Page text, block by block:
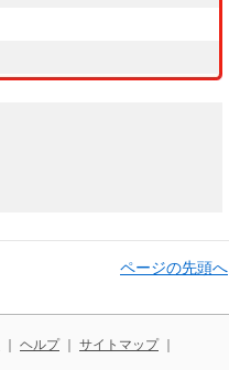
ページの先頭へ
ヘルプ｜ サイトマップ｜